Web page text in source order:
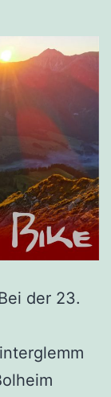
der 23.